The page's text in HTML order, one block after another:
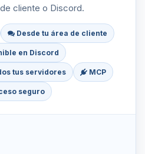
cliente o Discord.
Desde tu área de cliente
en Discord
tus servidores MCP
seguro